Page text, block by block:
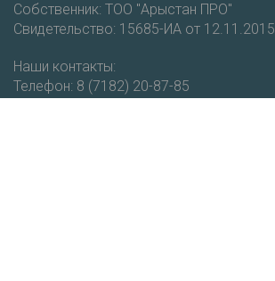
Собственник: ТОО "Арыстан ПРО"
Свидетельство: 15685-ИА от 12.11.2015
Наши контакты:
Телефон: 8 (7182) 20-87-85